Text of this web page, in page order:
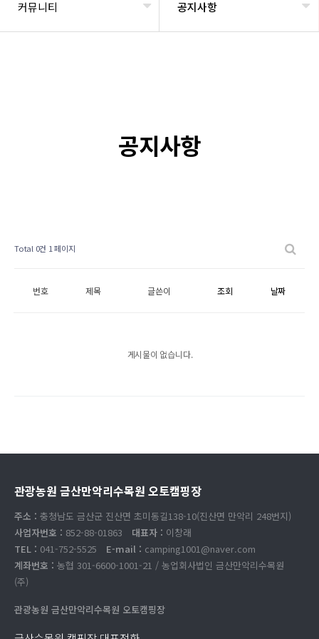
커뮤니티 공지사항
공지사항
Total 0건 1 페이지
번호 제목 글쓴이 조회 날짜
게시물이 없습니다.
관광농원 금산만악리수목원 오토캠핑장
주소 : 충청남도 금산군 진산면 초미동길138-10(진산면 만악리 248번지)
사업자번호 : 852-88-01863 대표자 : 이창래
TEL : 041-752-5525 E-mail : camping1001@naver.com
계좌번호 : 농협 301-6600-1001-21 / 농업회사법인 금산만악리수목원
(주)
관광농원 금산만악리수목원 오토캠핑장